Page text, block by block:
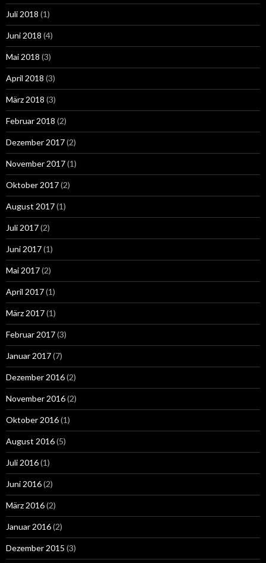
Juli 2018 (1)
Juni 2018 (4)
Mai 2018 (3)
April 2018 (3)
März 2018 (3)
Februar 2018 (2)
Dezember 2017(2)
November 2017(1)
Oktober 2017(2)
August 2017(1)
Juli 2017(2)
Juni 2017(1)
Mai 2017(2)
April 2017(1)
März 2017(1)
Februar 2017(3)
Januar 2017(7)
Dezember 2016(2)
November 2016(2)
Oktober 2016(1)
August 2016(5)
Juli 2016(1)
Juni 2016(2)
März 2016(2)
Januar 2016(2)
Dezember 2015 (3)